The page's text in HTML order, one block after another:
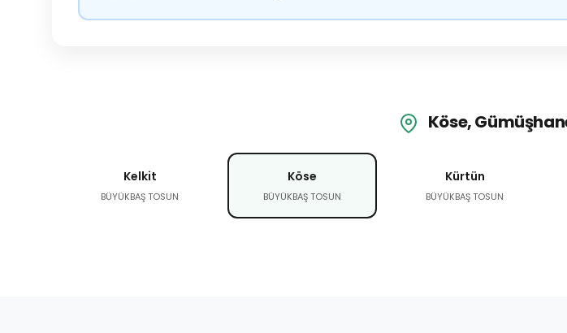
Köse,
Kelkit
BÜYÜKBAŞ TOSUN
Köse
BÜYÜKBAŞ TOSUN
Kürtün
BÜYÜKBAŞ TOSUN